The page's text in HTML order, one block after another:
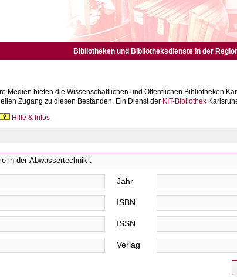
Bibliotheken und Bibliotheksdienste in der
Medien bieten die Wissenschaftlichen und Öffentlichen Bibliotheken
Zugang zu diesen Beständen. Ein Dienst der KIT-Bibliothek
Hilfe & Infos
Jahr
ISBN
ISSN
Verlag